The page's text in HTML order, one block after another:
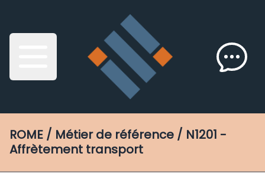
ROME / Métier de référence / N1201 -
Affrètement transport